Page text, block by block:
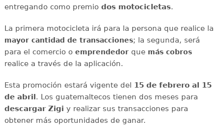
entregando como premio dos motocicletas.
La primera motocicleta irá para la persona que realice la
mayor cantidad de transacciones; la segunda, será
para el comercio o emprendedorque más cobros
realice a través de la aplicación.
Esta promoción estará vigente del 15 de febrero al 15
de abril. Los guatemaltecos tienen dos meses para
descargar Zigi y realizar sus transacciones para
obtener más oportunidades de ganar.